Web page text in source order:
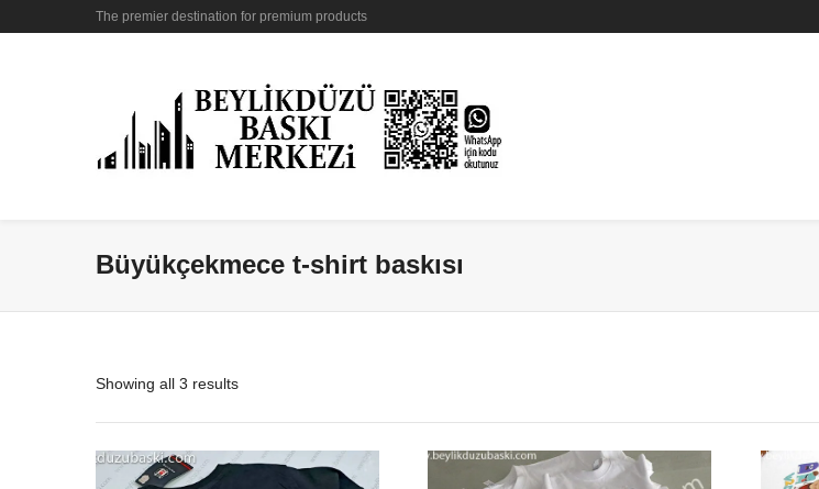
The premier destination for premium products
Büyükçekmece t-shirt baskısı
Showing all 3 results